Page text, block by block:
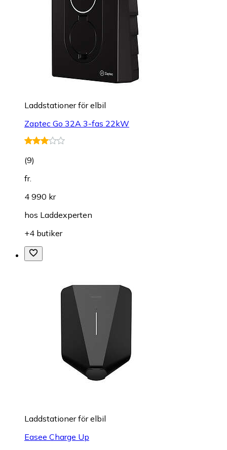
Laddstationer för elbil
Zaptec Go 32A 3-fas 22kW
(9)
fr.
4 990 kr
hos Laddexperten
+4 butiker
Laddstationer för elbil
Easee Charge Up